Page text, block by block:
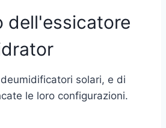
dell'essicatore
solari, e di
le loro configurazioni.